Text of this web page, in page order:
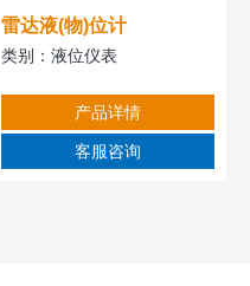
雷达液(物)位计
类别：液位仪表
产品详情
客服咨询